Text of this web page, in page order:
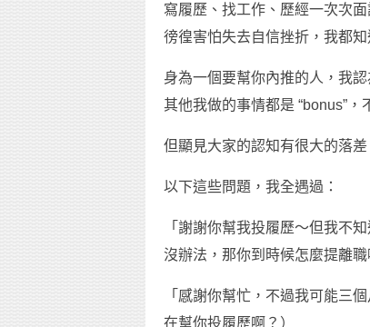
寫履歷、找工作、歷經一次次
徬徨害怕失去自信挫折，我都
身為一個要幫你內推的人，我
其他我做的事情都是 “bonus”，
但顯見大家的認知有很大的落差
以下這些問題，我全遇過：
「謝謝你幫我投履歷～但我不
沒辦法，那你到時候怎麼提離職
「感謝你幫忙，不過我可能三
在幫你投履歷啊？）